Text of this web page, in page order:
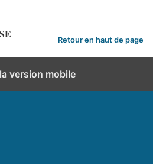
Retour en haut de page
version mobile